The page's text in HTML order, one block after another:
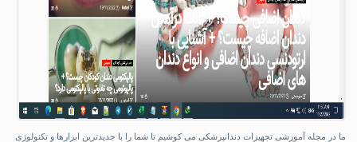
ما در مجله آموزشی تجهیزات دندانپزشکی می کوشیم تا شما را با جدیدترین ابزارها و تکنولوژی